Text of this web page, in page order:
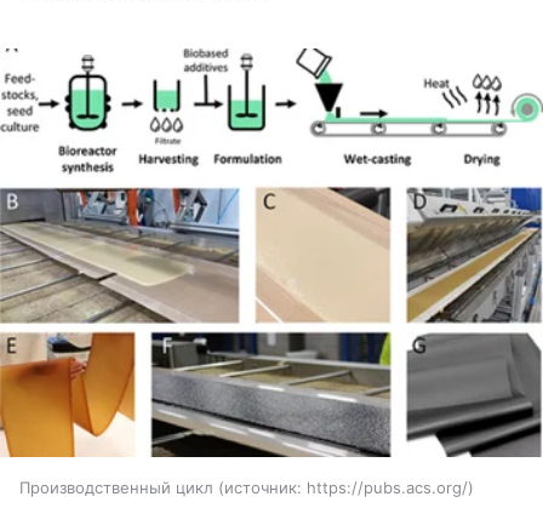
Производственный цикл источник: https://pubs.acs.org/